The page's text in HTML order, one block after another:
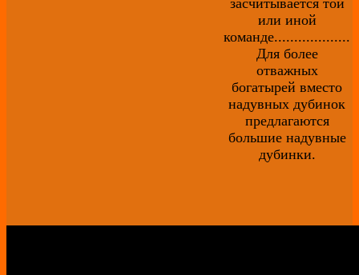
или иной
команде...................
Для более
отважных
богатырей вместо
надувных дубинок
предлагаются
большие надувные
дубинки.